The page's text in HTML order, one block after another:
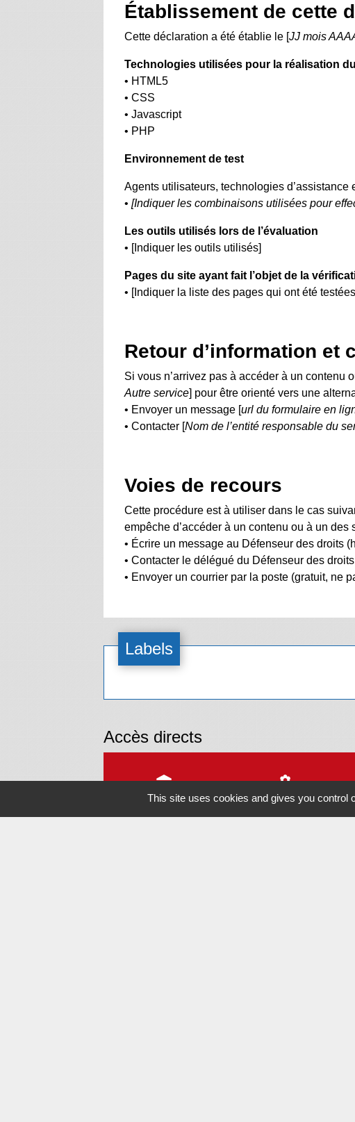
Établissement de cette
Cette déclaration a été établie le [JJ mois
Technologies utilisées pour la réalisation
• HTML5
• CSS
• Javascript
• PHP
Environnement de test
Agents utilisateurs, technologies
•[Indiquer les combinaisons utilisées pour
Les outils utilisés lors de l’évaluation
• [Indiquer les outils utilisés]
Pages du site ayant fait l’objet de la
• [Indiquer la liste des pages qui ont été
Retour d’information et
Si vous n’arrivez pas à accéder à un contenu
Autre service] pour être orienté vers une
• Envoyer un message [url du formulaire en
• Contacter [Nom de l’entité responsable du
Voies de recours
Cette procédure est à utiliser dans le cas
empêche d’accéder à un contenu ou à un
• Écrire un message au Défenseur des droits
• Contacter le délégué du Défenseur des
• Envoyer un courrier par la poste (gratuit, ne
Labels
Accès directs
account_balance
Permanences de mairie
local_florist
Référents quartiers
This site uses cookies and gives you control